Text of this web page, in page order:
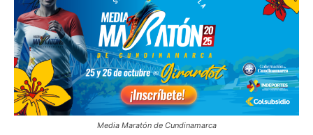
Media Maratón de Cundinamarca